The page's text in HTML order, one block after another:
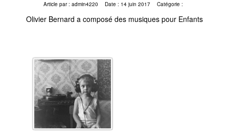
Article par : admin4220 Date : 14 juin 2017 Catégorie :
Olivier Bernard a composé des musiques pour Enfants